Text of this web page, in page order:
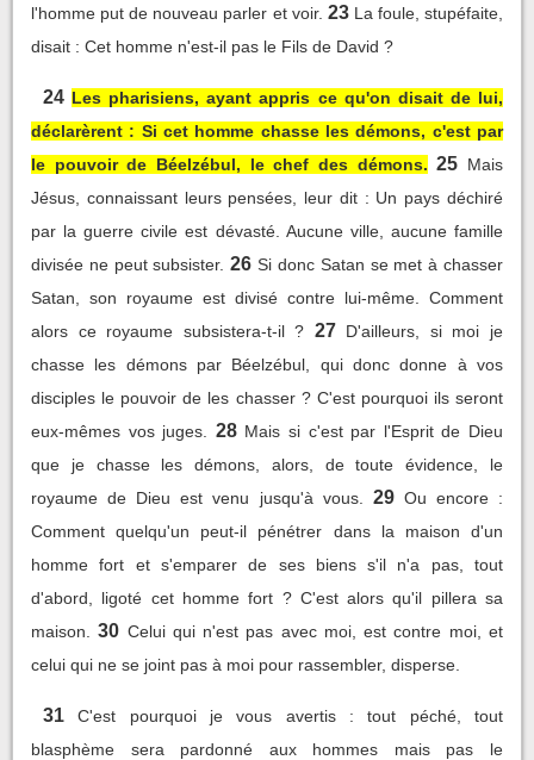
l'homme put de nouveau parler et voir. 23 La foule, stupéfaite,
disait : Cet homme n'est-il pas le Fils de David ?
24 Les pharisiens, ayant appris ce qu'on disait de lui,
déclarèrent : Si cet homme chasse les démons, c'est par
le pouvoir de Béelzébul, le chef des démons. 25 Mais
Jésus, connaissant leurs pensées, leur dit : Un pays déchiré
par la guerre civile est dévasté. Aucune ville, aucune famille
divisée ne peut subsister. 26 Si donc Satan se met à chasser
Satan, son royaume est divisé contre lui-même. Comment
alors ce royaume subsistera-t-il ? 27 D'ailleurs, si moi je
chasse les démons par Béelzébul, qui donc donne à vos
disciples le pouvoir de les chasser ? C'est pourquoi ils seront
eux-mêmes vos juges.
28 Mais si c'est par l'Esprit de Dieu
que je chasse les démons, alors, de toute évidence, le
royaume de Dieu est venu jusqu'à vous.
29 Ou encore :
Comment quelqu'un peut-il pénétrer dans la maison d'un
homme fort et s'emparer de ses biens s'il n'a pas, tout
d'abord, ligoté cet homme fort ? C'est alors qu'il pillera sa
maison.
30 Celui qui n'est pas avec moi, est contre moi, et
celui qui ne se joint pas à moi pour rassembler, disperse.
31
C'est pourquoi je vous avertis : tout péché, tout
blasphème sera pardonné aux hommes mais pas le